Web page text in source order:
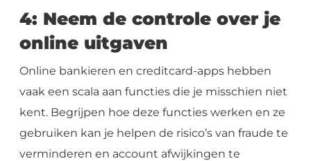
4: Neem de controle over je
online uitgaven
Online bankieren en creditcard-apps hebben
vaak een scala aan functies die je misschien niet
kent. Begrijpen hoe deze functies werken en ze
gebruiken kan je helpen de risico’s van fraude te
verminderen en account afwijkingen te